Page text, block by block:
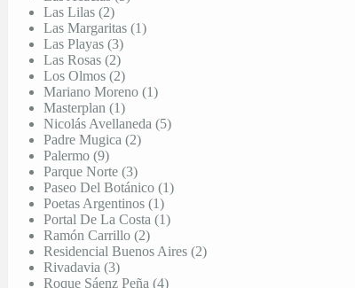
Las Lilas (2)
Las Margaritas (1)
Las Playas (3)
Las Rosas (2)
Los Olmos (2)
Mariano Moreno (1)
Masterplan (1)
Nicolás Avellaneda (5)
Padre Mugica (2)
Palermo (9)
Parque Norte (3)
Paseo Del Botánico (1)
Poetas Argentinos (1)
Portal De La Costa (1)
Ramón Carrillo (2)
Residencial Buenos Aires (2)
Rivadavia (3)
Roque Sáenz Peña (4)